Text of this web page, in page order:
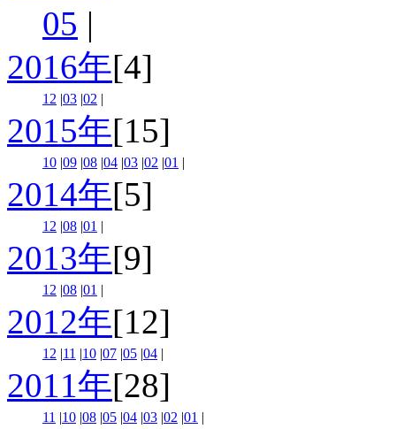
05 |
2016年[4]
12 |03 |02 |
2015年[15]
10 |09 |08 |04 |03 |02 |01 |
2014年[5]
12 |08 |01 |
2013年[9]
12 |08 |01 |
2012年[12]
12 |11 |10 |07 |05 |04 |
2011年[28]
11 |10 |08 |05 |04 |03 |02 |01 |